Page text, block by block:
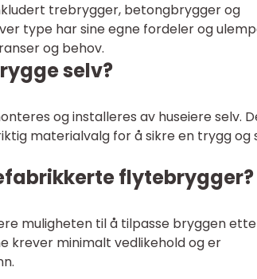
trebrygger, betongbrygger og
type har sine egne fordeler og
og behov.
selv?
og installeres av huseiere selv.
materialvalg for å sikre en trygg og
flytebrygger?
muligheten til å tilpasse bryggen
krever minimalt vedlikehold og er